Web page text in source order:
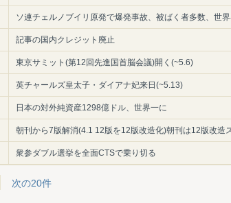
ソ連チェルノブイリ原発で爆発事故、被ばく者多数、世
記事の国内クレジット廃止
東京サミット(第12回先進国首脳会議)開く(~5.6)
英チャールズ皇太子・ダイアナ妃来日(~5.13)
日本の対外純資産1298億ドル、世界一に
朝刊から7版解消(4.1 12版を12版改造化)朝刊は12版改造
衆参ダブル選挙を全面CTSで乗り切る
次の20件